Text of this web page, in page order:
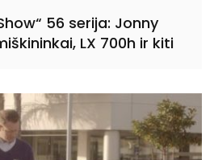
56 serija: Jonny
LX 700h ir kiti